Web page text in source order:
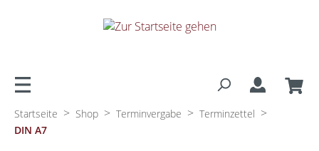
Startseite > Shop > Terminvergabe > Terminzettel >
DIN A7